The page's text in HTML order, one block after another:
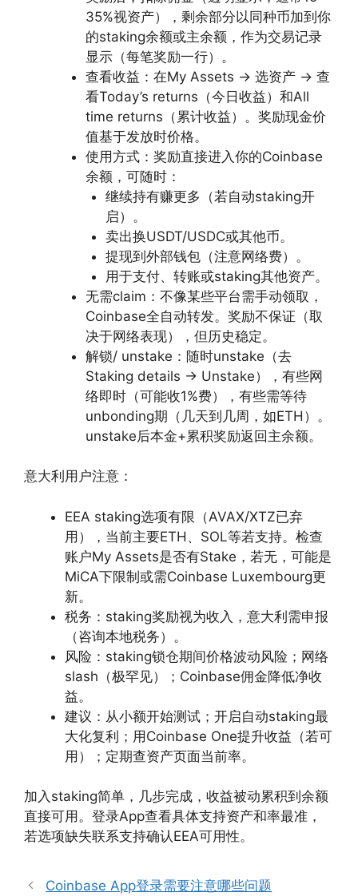
35%视资产），剩余部分以同种币加到你
的staking余额或主余额，作为交易记录
显示（每笔奖励一行）。
查看收益：在My Assets → 选资产 → 查
看Today’s returns（今日收益）和All
time returns（累计收益）。奖励现金价
值基于发放时价格。
使用方式：奖励直接进入你的Coinbase
余额，可随时：
继续持有赚更多（若自动staking开
启）。
卖出换USDT/USDC或其他币。
提现到外部钱包（注意网络费）。
用于支付、转账或staking其他资产。
无需claim：不像某些平台需手动领取，
Coinbase全自动转发。奖励不保证（取
决于网络表现），但历史稳定。
解锁/ unstake：随时unstake（去
Staking details → Unstake），有些网
络即时（可能收1%费），有些需等待
unbonding期（几天到几周，如ETH）。
unstake后本金+累积奖励返回主余额。
意大利用户注意：
EEA staking选项有限（AVAX/XTZ已弃
用），当前主要ETH、SOL等若支持。检查
账户My Assets是否有Stake，若无，可能是
MiCA下限制或需Coinbase Luxembourg更
新。
税务：staking奖励视为收入，意大利需申报
（咨询本地税务）。
风险：staking锁仓期间价格波动风险；网络
slash（极罕见）；Coinbase佣金降低净收
益。
建议：从小额开始测试；开启自动staking最
大化复利；用Coinbase One提升收益（若可
用）；定期查资产页面当前率。
加入staking简单，几步完成，收益被动累积到余额
直接可用。登录App查看具体支持资产和率最准，
若选项缺失联系支持确认EEA可用性。
Coinbase App登录需要注意哪些问题